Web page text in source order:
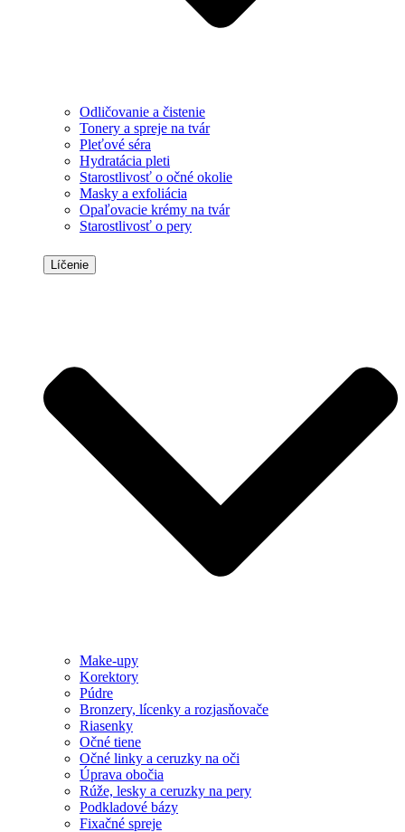
Odličovanie a čistenie
Tonery a spreje na tvár
Pleťové séra
Hydratácia pleti
Starostlivosť o očné okolie
Masky a exfoliácia
Opaľovacie krémy na tvár
Starostlivosť o pery
Líčenie
Make-upy
Korektory
Púdre
Bronzery, lícenky a rozjasňovače
Riasenky
Očné tiene
Očné linky a ceruzky na oči
Úprava obočia
Rúže, lesky a ceruzky na pery
Podkladové bázy
Fixačné spreje